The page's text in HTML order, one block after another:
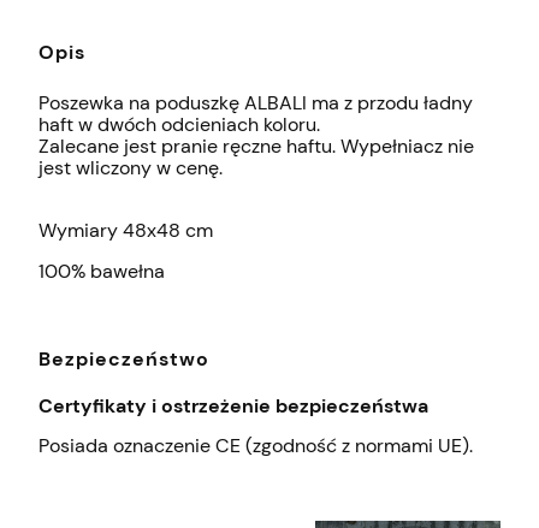
Opis
Poszewka na poduszkę ALBALI ma z przodu ładny
haft w dwóch odcieniach koloru.
Zalecane jest pranie ręczne haftu. Wypełniacz nie
jest wliczony w cenę.
Wymiary 48x48 cm
100% bawełna
Bezpieczeństwo
Certyfikaty i ostrzeżenie bezpieczeństwa
Posiada oznaczenie CE (zgodność z normami UE).